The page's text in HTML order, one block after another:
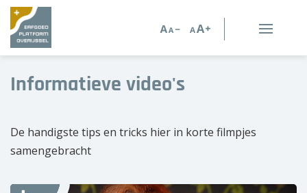
Verhalen
Informatieve video's
De handigste tips en tricks hier in korte filmpjes
samengebracht